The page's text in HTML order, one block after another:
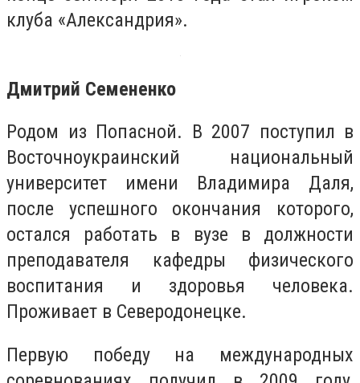
клуба «Александрия».
Дмитрий Семененко
Родом из Попасной. В 2007 поступил в
Восточноукраинский национальный
университет имени Владимира Даля,
после успешного окончания которого,
остался работать в вузе в должности
преподавателя кафедры физического
воспитания и здоровья человека.
Проживает в Северодонецке.
Первую победу на международных